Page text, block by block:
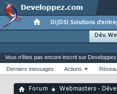
DI/DSI Solutions
Dév.
Vous n'êtes pas encore inscrit sur
Derniers messages
Actions
Forum Webmasters -